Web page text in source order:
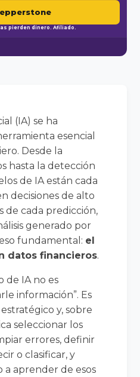
pierden dinero. Afiliado.
(IA) se ha
esencial
Desde la
hasta la detección
de IA están cada
decisiones de alto
de cada predicción,
generado por
fundamental: el
datos financieros.
de IA no es
información”. Es
y, sobre
seleccionar los
errores, definir
o clasificar, y
a aprender de esos